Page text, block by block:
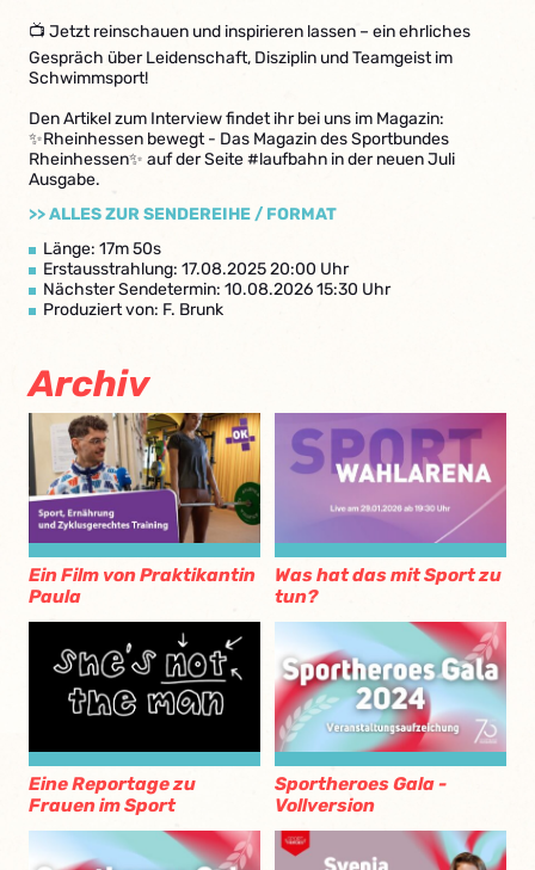
📺 Jetzt reinschauen und inspirieren lassen – ein ehrliches
Gespräch über Leidenschaft, Disziplin und Teamgeist im
Schwimmsport!
Den Artikel zum Interview findet ihr bei uns im Magazin:
✨Rheinhessen bewegt - Das Magazin des Sportbundes
Rheinhessen✨ auf der Seite #laufbahn in der neuen Juli
Ausgabe.
>> ALLES ZUR SENDEREIHE / FORMAT
Länge: 17m 50s
Erstausstrahlung: 17.08.2025 20:00 Uhr
Nächster Sendetermin: 10.08.2026 15:30 Uhr
Produziert von: F. Brunk
Archiv
Ein Film von Praktikantin
Paula
Was hat das mit Sport zu
tun?
Eine Reportage zu
Frauen im Sport
Sportheroes Gala -
Vollversion